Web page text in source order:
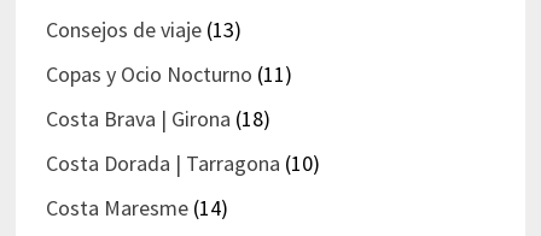
Consejos de viaje(13)
Copas y Ocio Nocturno (11)
Costa Brava | Girona (18)
Costa Dorada | Tarragona (10)
Costa Maresme(14)